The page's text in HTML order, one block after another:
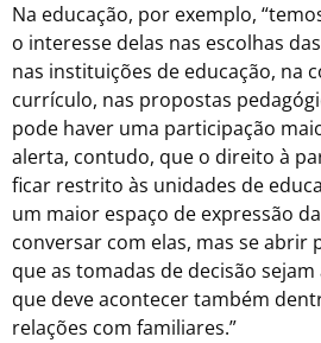
Na educação, por exemplo,
o interesse delas nas escolhas
nas instituições de educação, na
currículo, nas propostas
pode haver uma participação
alerta, contudo, que o direito à
ficar restrito às unidades de
um maior espaço de expressão
conversar com elas, mas se abrir
que as tomadas de decisão
que deve acontecer também
relações com familiares.”